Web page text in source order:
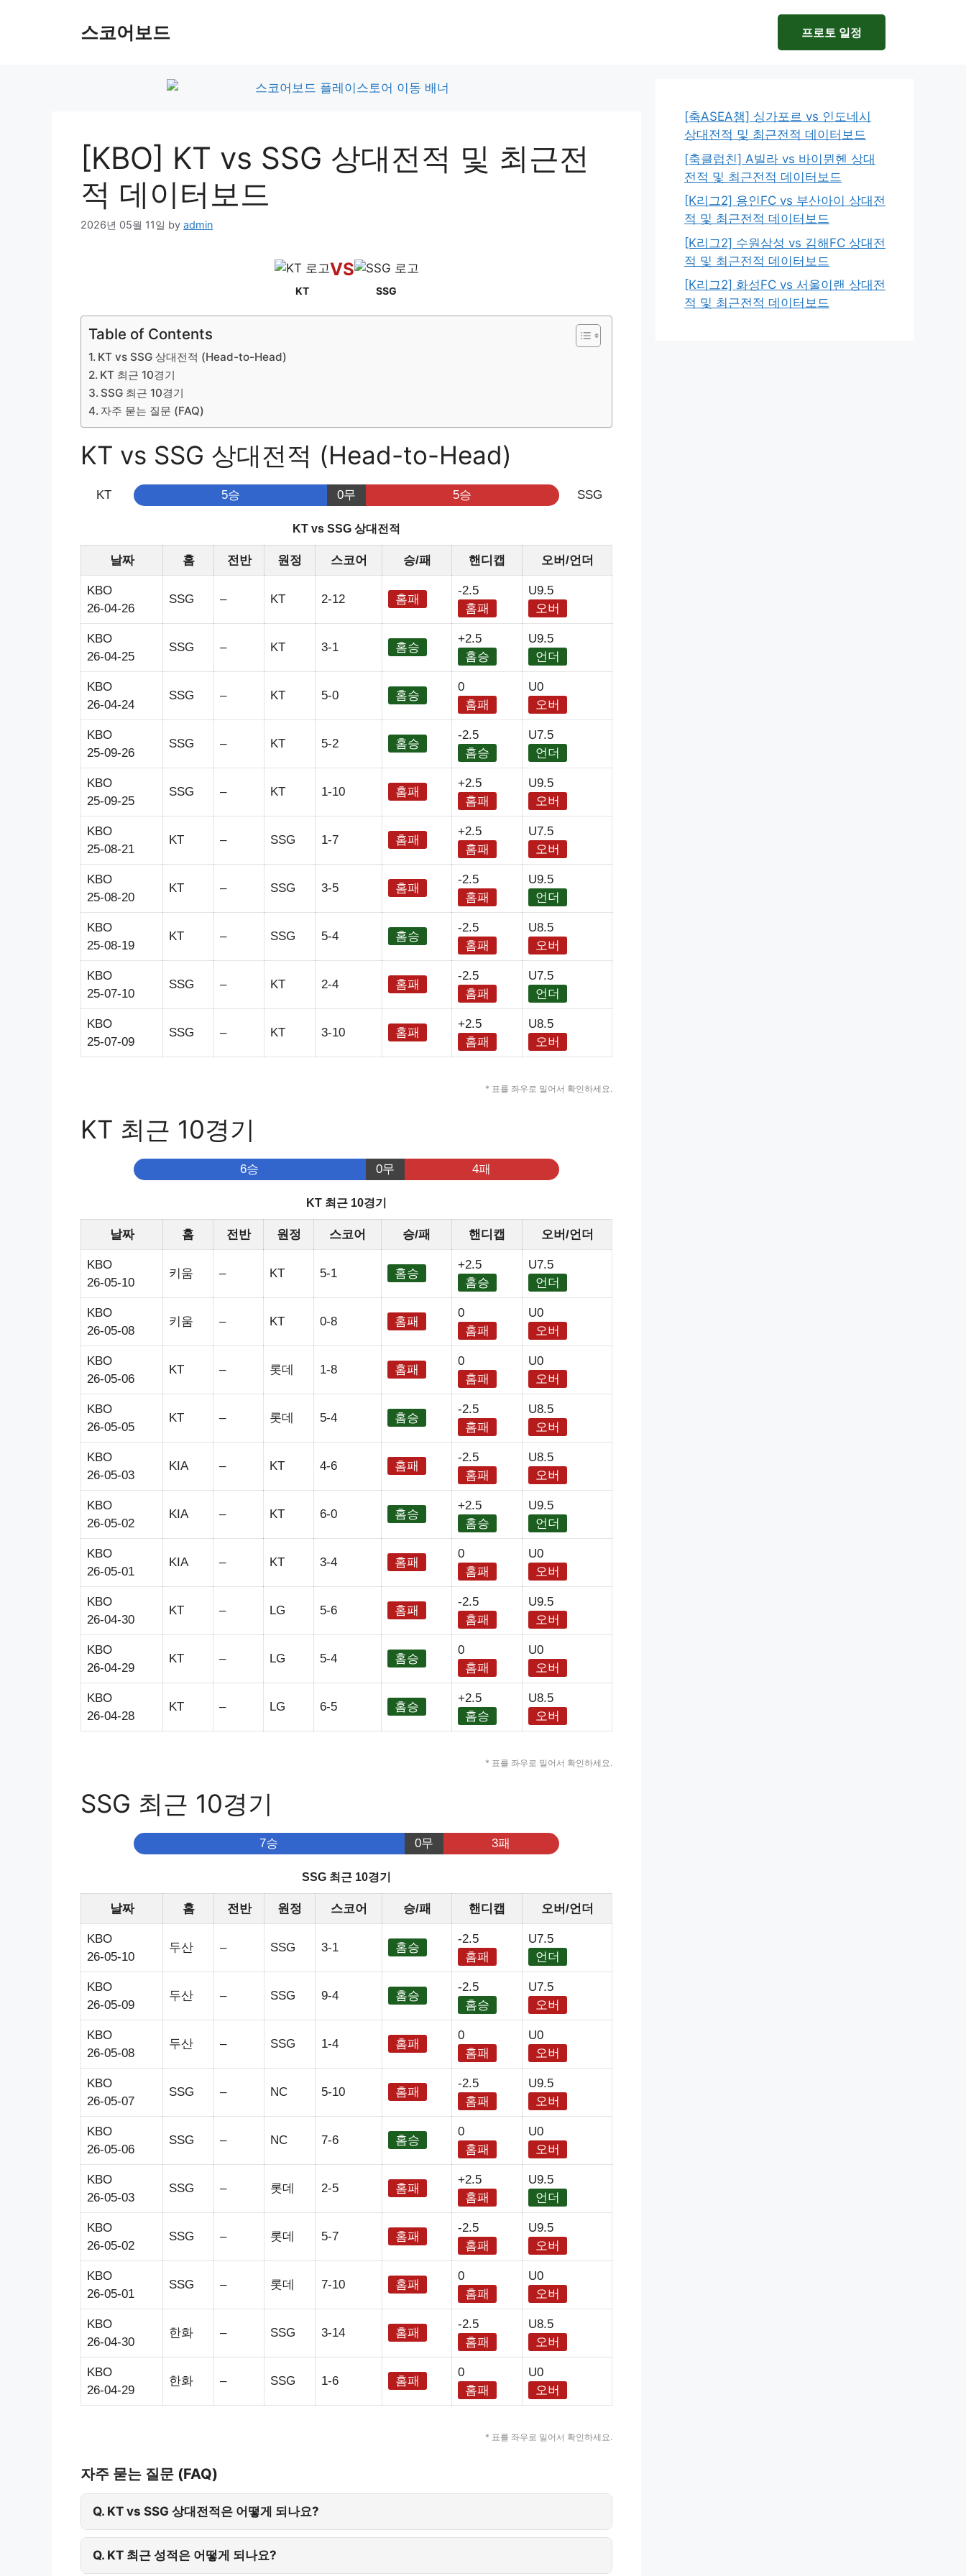
스코어보드 프로토 일정
[KBO] KT vs SSG 상대전적 및 최근전
적 데이터보드
2026년 05월 11일 by admin
KT
VS
SSG
Table of Contents
KT vs SSG 상대전적 (Head-to-Head)
KT 최근 10경기
SSG 최근 10경기
자주 묻는 질문 (FAQ)
KT vs SSG 상대전적 (Head-to-Head)
KT 5승 0무 5승 SSG
KT vs SSG 상대전적
날짜 홈 전반 원정 스코어 승/패 핸디캡 오버/언더
KBO
26-04-26
SSG – KT 2-12 홈패
-2.5
홈패
U9.5
오버
KBO
26-04-25
SSG – KT 3-1 홈승
+2.5
홈승
U9.5
언더
KBO
26-04-24
SSG – KT 5-0 홈승
0
홈패
U0
오버
KBO
25-09-26
SSG – KT 5-2 홈승
-2.5
홈승
U7.5
언더
KBO
25-09-25
SSG – KT 1-10 홈패
+2.5
홈패
U9.5
오버
KBO
25-08-21
KT – SSG 1-7 홈패
+2.5
홈패
U7.5
오버
KBO
25-08-20
KT – SSG 3-5 홈패
-2.5
홈패
U9.5
언더
KBO
25-08-19
KT – SSG 5-4 홈승
-2.5
홈패
U8.5
오버
KBO
25-07-10
SSG – KT 2-4 홈패
-2.5
홈패
U7.5
언더
KBO
25-07-09
SSG – KT 3-10 홈패
+2.5
홈패
U8.5
오버
* 표를 좌우로 밀어서 확인하세요.
KT 최근 10경기
6승 0무 4패
KT 최근 10경기
날짜 홈 전반 원정 스코어 승/패 핸디캡 오버/언더
KBO
26-05-10
키움 – KT 5-1 홈승
+2.5
홈승
U7.5
언더
KBO
26-05-08
키움 – KT 0-8 홈패
0
홈패
U0
오버
KBO
26-05-06
KT – 롯데 1-8 홈패
0
홈패
U0
오버
KBO
26-05-05
KT – 롯데 5-4 홈승
-2.5
홈패
U8.5
오버
KBO
26-05-03
KIA – KT 4-6 홈패
-2.5
홈패
U8.5
오버
KBO
26-05-02
KIA – KT 6-0 홈승
+2.5
홈승
U9.5
언더
KBO
26-05-01
KIA – KT 3-4 홈패
0
홈패
U0
오버
KBO
26-04-30
KT – LG 5-6 홈패
-2.5
홈패
U9.5
오버
KBO
26-04-29
KT – LG 5-4 홈승
0
홈패
U0
오버
KBO
26-04-28
KT – LG 6-5 홈승
+2.5
홈승
U8.5
오버
* 표를 좌우로 밀어서 확인하세요.
SSG 최근 10경기
7승 0무 3패
SSG 최근 10경기
날짜 홈 전반 원정 스코어 승/패 핸디캡 오버/언더
KBO
26-05-10
두산 – SSG 3-1 홈승
-2.5
홈패
U7.5
언더
KBO
26-05-09
두산 – SSG 9-4 홈승
-2.5
홈승
U7.5
오버
KBO
26-05-08
두산 – SSG 1-4 홈패
0
홈패
U0
오버
KBO
26-05-07
SSG – NC 5-10 홈패
-2.5
홈패
U9.5
오버
KBO
26-05-06
SSG – NC 7-6 홈승
0
홈패
U0
오버
KBO
26-05-03
SSG – 롯데 2-5 홈패
+2.5
홈패
U9.5
언더
KBO
26-05-02
SSG – 롯데 5-7 홈패
-2.5
홈패
U9.5
오버
KBO
26-05-01
SSG – 롯데 7-10 홈패
0
홈패
U0
오버
KBO
26-04-30
한화 – SSG 3-14 홈패
-2.5
홈패
U8.5
오버
KBO
26-04-29
한화 – SSG 1-6 홈패
0
홈패
U0
오버
* 표를 좌우로 밀어서 확인하세요.
자주 묻는 질문 (FAQ)
Q. KT vs SSG 상대전적은 어떻게 되나요?
Q. KT 최근 성적은 어떻게 되나요?
[축ASEA챔] 싱가포르 vs 인도네시
상대전적 및 최근전적 데이터보드
[축클럽친] A빌라 vs 바이뮌헨 상대
전적 및 최근전적 데이터보드
[K리그2] 용인FC vs 부산아이 상대전
적 및 최근전적 데이터보드
[K리그2] 수원삼성 vs 김해FC 상대전
적 및 최근전적 데이터보드
[K리그2] 화성FC vs 서울이랜 상대전
적 및 최근전적 데이터보드